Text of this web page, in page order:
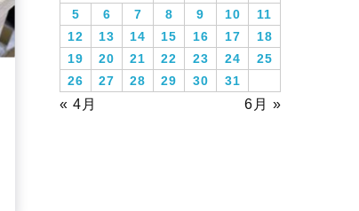
5
6 7 8 9 10
11
12
13 14 15 16 17
18
19
20 21 22 23 24
25
26
27 28 29 30 31
« 4月 6月 »